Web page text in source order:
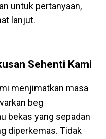
untuk pertanyaan,
lanjut.
Sehenti Kami
menjimatkan masa
beg
bekas yang sepadan
diperkemas. Tidak